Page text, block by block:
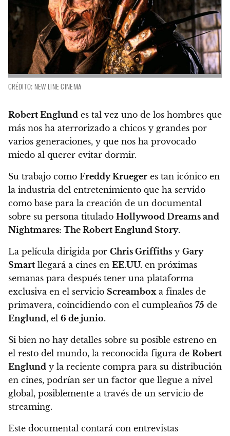
CRÉDITO: NEW LINE CINEMA
Robert Englund es tal vez uno de los hombres que
más nos ha aterrorizado a chicos y grandes por
varios generaciones, y que nos ha provocado
miedo al querer evitar dormir.
Su trabajo como Freddy Krueger es tan icónico en
la industria del entretenimiento que ha servido
como base para la creación de un documental
sobre su persona titulado Hollywood Dreams and
Nightmares: The Robert Englund Story.
La película dirigida por Chris Griffiths y Gary
Smart llegará a cines en EE.UU. en próximas
semanas para después tener una plataforma
exclusiva en el servicio Screamboxa finales de
primavera, coincidiendo con el cumpleaños 75 de
Englund, el 6 de junio.
Si bien no hay detalles sobre su posible estreno en
el resto del mundo, la reconocida figura de Robert
Englund y la reciente compra para su distribución
en cines, podrían ser un factor que llegue a nivel
global, posiblemente a través de un servicio de
streaming.
Este documental contará con entrevistas